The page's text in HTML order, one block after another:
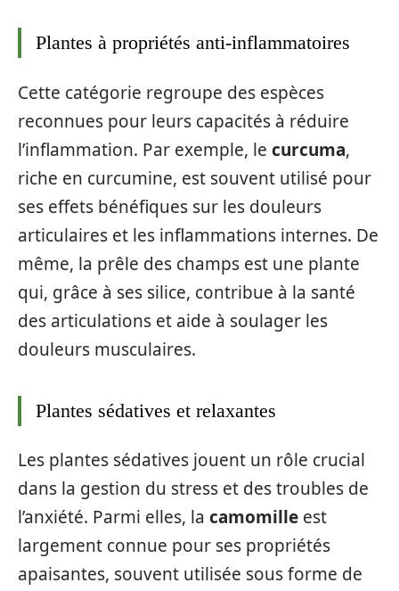
Plantes à propriétés anti-inflammatoires
Cette catégorie regroupe des espèces
reconnues pour leurs capacités à réduire
l’inflammation. Par exemple, le curcuma,
riche en curcumine, est souvent utilisé pour
ses effets bénéfiques sur les douleurs
articulaires et les inflammations internes. De
même, la prêle des champs est une plante
qui, grâce à ses silice, contribue à la santé
des articulations et aide à soulager les
douleurs musculaires.
Plantes sédatives et relaxantes
Les plantes sédatives jouent un rôle crucial
dans la gestion du stress et des troubles de
l’anxiété. Parmi elles, la camomille est
largement connue pour ses propriétés
apaisantes, souvent utilisée sous forme de